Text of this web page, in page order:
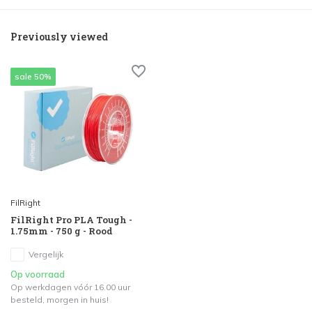
Previously viewed
sale 50%
FilRight
FilRight Pro PLA Tough -
1.75mm - 750 g - Rood
Vergelijk
Op voorraad
Op werkdagen vóór 16.00 uur
besteld, morgen in huis!